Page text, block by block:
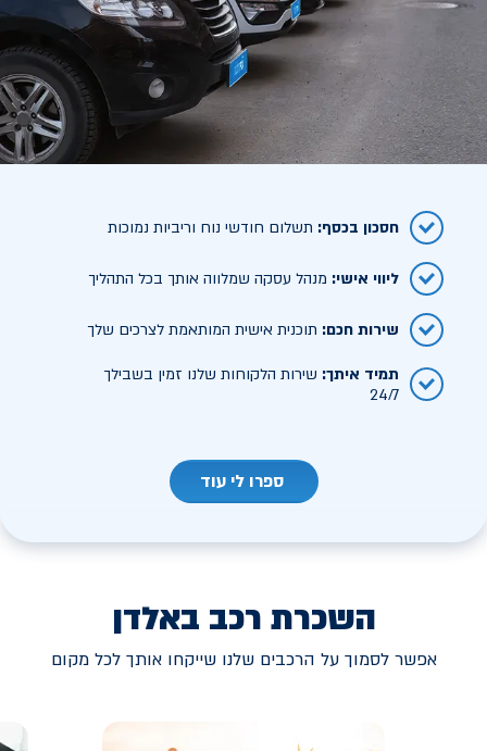
חסכון בכסף: תשלום חודשי נוח וריביות נמוכות
ליווי אישי: מנהל עסקה שמלווה אותך בכל התהליך
שירות חכם: תוכנית אישית המותאמת לצרכים שלך
תמיד איתך: שירות הלקוחות שלנו זמין בשבילך
24/7
ספרו לי עוד
השכרת רכב באלדן
אפשר לסמוך על הרכבים שלנו שייקחו אותך לכל מקום